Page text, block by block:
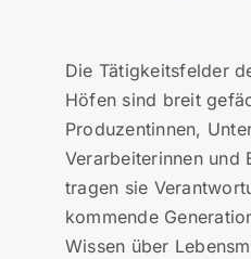
Die Tätigkeitsfelder
Höfen sind breit
Produzentinnen,
Verarbeiterinnen und
tragen sie
kommende
Wissen über